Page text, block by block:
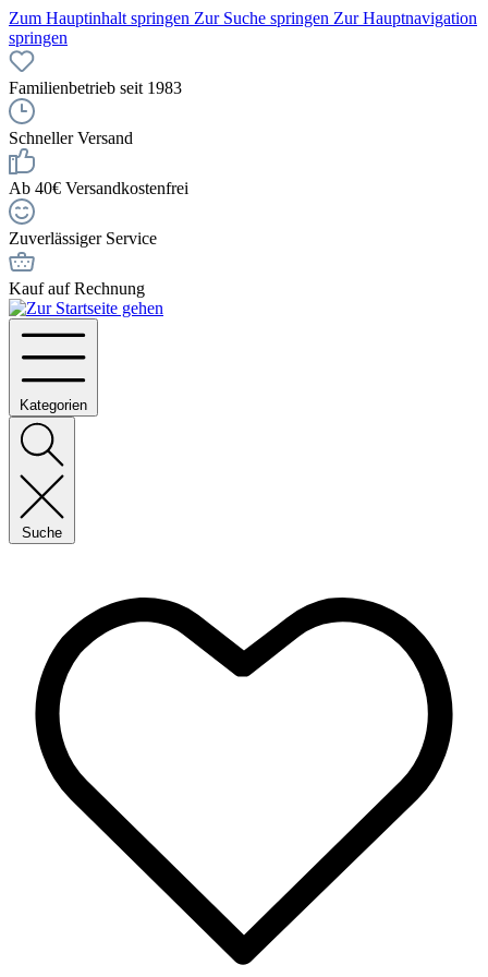
Zum Hauptinhalt springen Zur Suche springen Zur Hauptnavigation
springen
Familienbetrieb seit 1983
Schneller Versand
Ab 40€ Versandkostenfrei
Zuverlässiger Service
Kauf auf Rechnung
Kategorien
Suche